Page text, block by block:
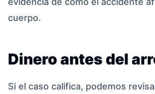
cuerpo.
Dinero antes del
Si el caso califica, podemos